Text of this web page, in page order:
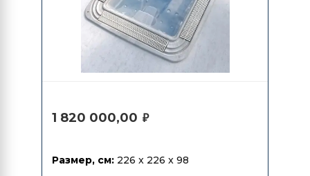
1 820 000,00 ₽
Размер, см: 226 x 226 x 98